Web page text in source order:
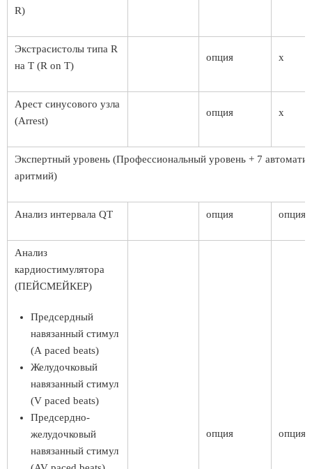
R)
Экстрасистолы типа R
на T (R on T)
опция x
Арест синусового узла
(Arrest)
опция x
Экспертный уровень (Профессиональный уровень + 7
аритмий)
Анализ интервала QT опция опция
Анализ
кардиостимулятора
(ПЕЙСМЕЙКЕР)
Предсердный
навязанный стимул
(А paced beats)
Желудочковый
навязанный стимул
(V paced beats)
Предсердно-
желудочковый
навязанный стимул
опция опция